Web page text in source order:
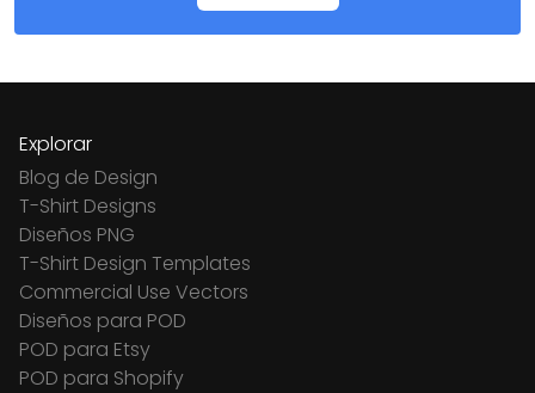
Explorar
Blog de Design
T-Shirt Designs
Diseños PNG
T-Shirt Design Templates
Commercial Use Vectors
Diseños para POD
POD para Etsy
POD para Shopify